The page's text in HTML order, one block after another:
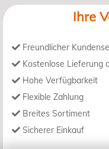
Ihre
Freundlicher
Kostenlose Lieferung
Hohe Verfügbarkeit
Flexible Zahlung
Breites Sortiment
Sicherer Einkauf